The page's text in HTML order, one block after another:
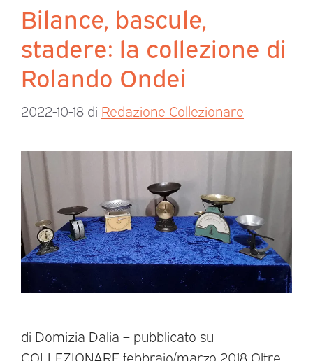
Bilance, bascule,
stadere: la collezione di
Rolando Ondei
2022-10-18 di Redazione Collezionare
di Domizia Dalia – pubblicato su
COLLEZIONARE febbraio/marzo 2018 Oltre